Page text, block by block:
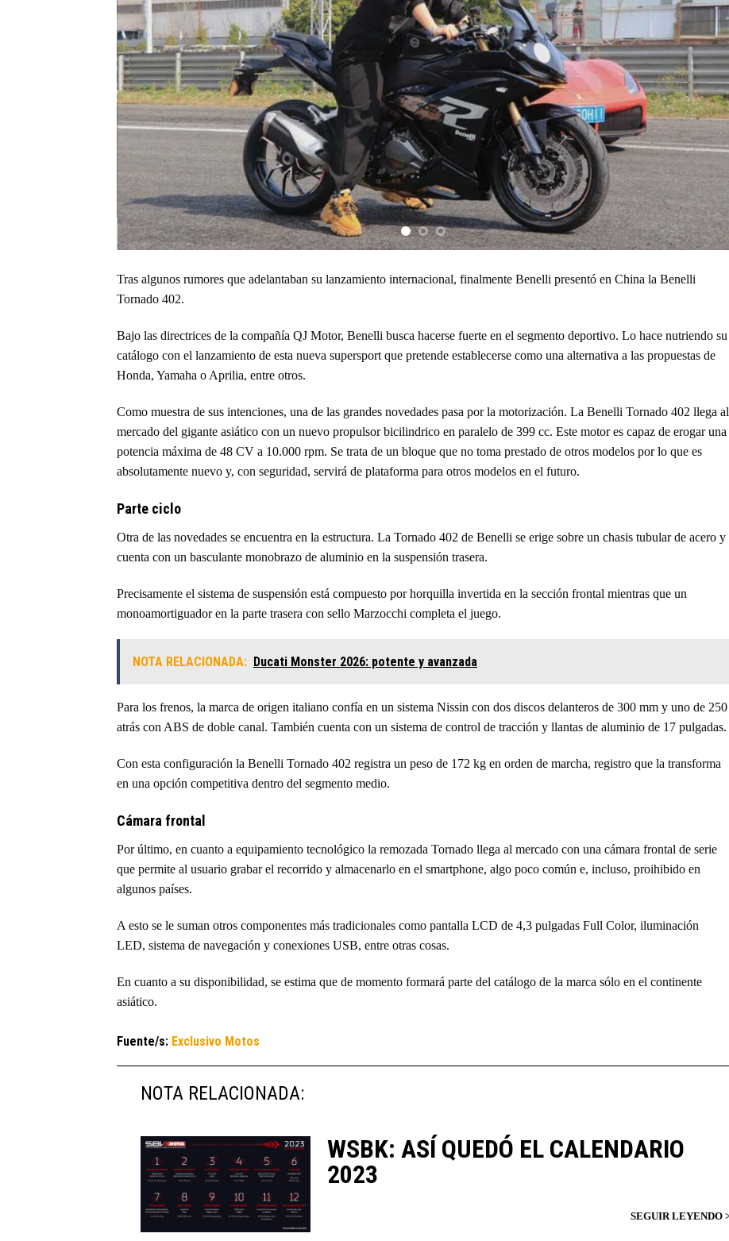
Tras algunos rumores que adelantaban su lanzamiento internacional, finalmente Benelli presentó en China la Benelli
Tornado 402.
Bajo las directrices de la compañía QJ Motor, Benelli busca hacerse fuerte en el segmento deportivo. Lo hace nutriendo su
catálogo con el lanzamiento de esta nueva supersport que pretende establecerse como una alternativa a las propuestas de
Honda, Yamaha o Aprilia, entre otros.
Como muestra de sus intenciones, una de las grandes novedades pasa por la motorización. La Benelli Tornado 402 llega al
mercado del gigante asiático con un nuevo propulsor bicilindrico en paralelo de 399 cc. Este motor es capaz de erogar una
potencia máxima de 48 CV a 10.000 rpm. Se trata de un bloque que no toma prestado de otros modelos por lo que es
absolutamente nuevo y, con seguridad, servirá de plataforma para otros modelos en el futuro.
Parte ciclo
Otra de las novedades se encuentra en la estructura. La Tornado 402 de Benelli se erige sobre un chasis tubular de acero y
cuenta con un basculante monobrazo de aluminio en la suspensión trasera.
Precisamente el sistema de suspensión está compuesto por horquilla invertida en la sección frontal mientras que un
monoamortiguador en la parte trasera con sello Marzocchi completa el juego.
NOTA RELACIONADA: Ducati Monster 2026: potente y avanzada
Para los frenos, la marca de origen italiano confía en un sistema Nissin con dos discos delanteros de 300 mm y uno de 250
atrás con ABS de doble canal. También cuenta con un sistema de control de tracción y llantas de aluminio de 17 pulgadas.
Con esta configuración la Benelli Tornado 402 registra un peso de 172 kg en orden de marcha, registro que la transforma
en una opción competitiva dentro del segmento medio.
Cámara frontal
Por último, en cuanto a equipamiento tecnológico la remozada Tornado llega al mercado con una cámara frontal de serie
que permite al usuario grabar el recorrido y almacenarlo en el smartphone, algo poco común e, incluso, proihibido en
algunos países.
A esto se le suman otros componentes más tradicionales como pantalla LCD de 4,3 pulgadas Full Color, iluminación
LED, sistema de navegación y conexiones USB, entre otras cosas.
En cuanto a su disponibilidad, se estima que de momento formará parte del catálogo de la marca sólo en el continente
asiático.
Fuente/s: Exclusivo Motos
NOTA RELACIONADA:
WSBK: ASÍ QUEDÓ EL CALENDARIO
2023